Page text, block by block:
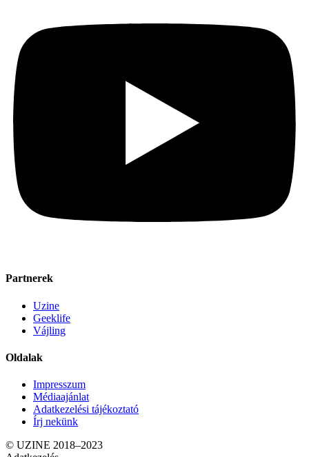
Partnerek
Uzine
Geeklife
Vájling
Oldalak
Impresszum
Médiaajánlat
Adatkezelési tájékoztató
Írj nekünk
© UZINE 2018–2023